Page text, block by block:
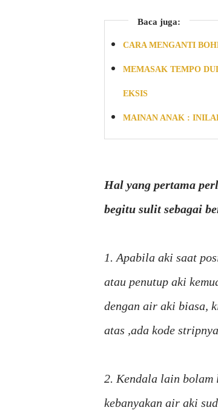
Baca juga:
CARA MENGANTI
MEMASAK TEMPO
EKSIS
MAINAN ANAK :
Hal yang pertama
begitu sulit sebagai
1. Apabila aki saat
atau penutup aki
dengan air aki biasa,
atas ,ada kode
2. Kendala lain
kebanyakan air aki